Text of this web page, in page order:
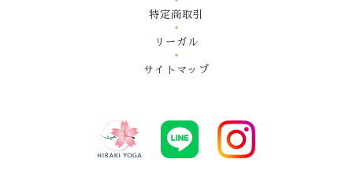
特定商取引
リーガル
サイトマップ